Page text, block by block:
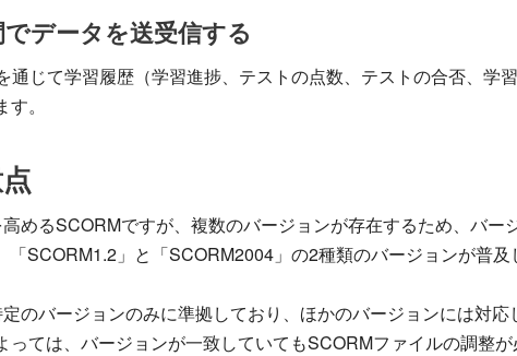
データを送受信する
じて学習履歴（学習進捗、テストの点数、テストの合否、学習
。
めるSCORMですが、複数のバージョンが存在するため、バー
「SCORM1.2」と「SCORM2004」の2種類のバージョンが普及
のバージョンのみに準拠しており、ほかのバージョンには対応
ては、バージョンが一致していてもSCORMファイルの調整